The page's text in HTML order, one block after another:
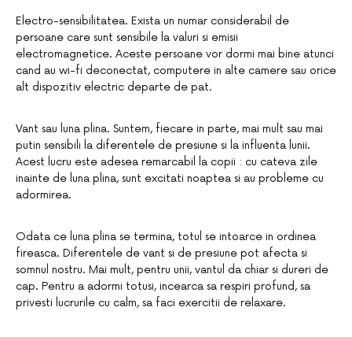
Electro-sensibilitatea. Exista un numar considerabil de
persoane care sunt sensibile la valuri si emisii
electromagnetice. Aceste persoane vor dormi mai bine atunci
cand au wi-fi deconectat, computere in alte camere sau orice
alt dispozitiv electric departe de pat.
Vant sau luna plina. Suntem, fiecare in parte, mai mult sau mai
putin sensibili la diferentele de presiune si la influenta lunii.
Acest lucru este adesea remarcabil la copii : cu cateva zile
inainte de luna plina, sunt excitati noaptea si au probleme cu
adormirea.
Odata ce luna plina se termina, totul se intoarce in ordinea
fireasca. Diferentele de vant si de presiune pot afecta si
somnul nostru. Mai mult, pentru unii, vantul da chiar si dureri de
cap. Pentru a adormi totusi, incearca sa respiri profund, sa
privesti lucrurile cu calm, sa faci exercitii de relaxare.